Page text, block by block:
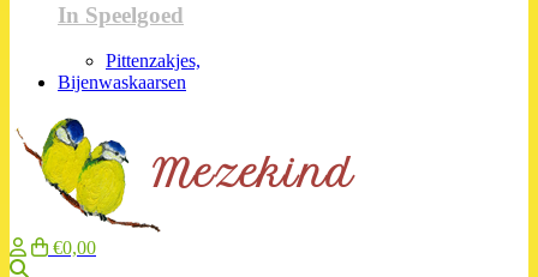
In Speelgoed
Pittenzakjes,
Bijenwaskaarsen
€0,00